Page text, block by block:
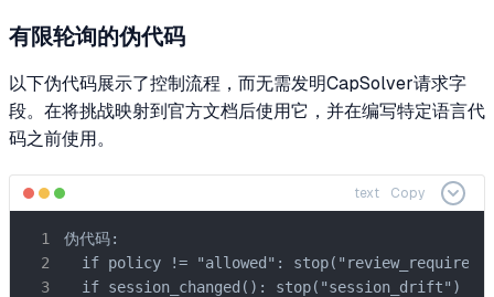
有限轮询的伪代码
以下伪代码展示了控制流程，而无需发明CapSolver请求字
段。在将挑战映射到官方文档后使用它，并在编写特定语言代
码之前使用。
text Copy
伪代码:
if policy != "allowed":
  if session_changed(): stop("session_drift")